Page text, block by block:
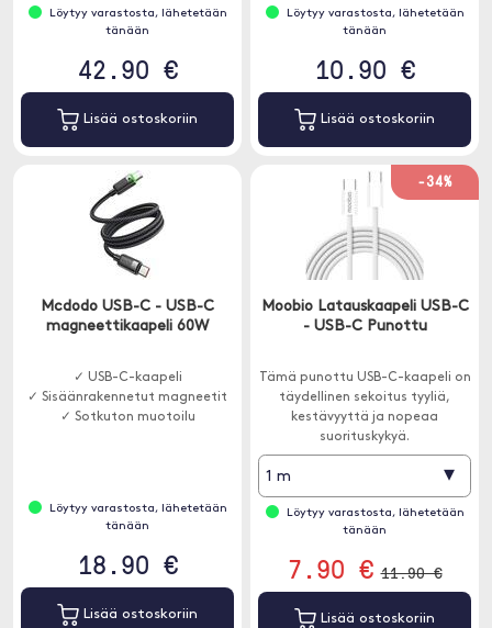
Löytyy varastosta, lähetetään
tänään
42.90 €
Lisää ostoskoriin
Löytyy varastosta, lähetetään
tänään
10.90 €
Lisää ostoskoriin
Mcdodo USB-C - USB-C
magneettikaapeli 60W
✓ USB-C-kaapeli
✓ Sisäänrakennetut magneetit
✓ Sotkuton muotoilu
Löytyy varastosta, lähetetään
tänään
18.90 €
Lisää ostoskoriin
-34%
Moobio Latauskaapeli USB-C
- USB-C Punottu
Tämä punottu USB-C-kaapeli on
täydellinen sekoitus tyyliä,
kestävyyttä ja nopeaa
suorituskykyä.
1 m ▾
Löytyy varastosta, lähetetään
tänään
7.90 € 11.90 €
Lisää ostoskoriin